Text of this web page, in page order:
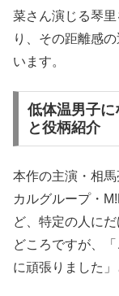
菜さん演じる琴
り、その距離感
います。
低体温男子に
と役柄紹介
本作の主演・相
カルグループ・
ど、特定の人に
どころですが、
に頑張りました」